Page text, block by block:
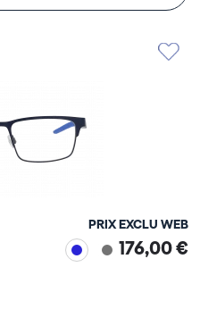
PRIX EXCLU WEB
176,00 €